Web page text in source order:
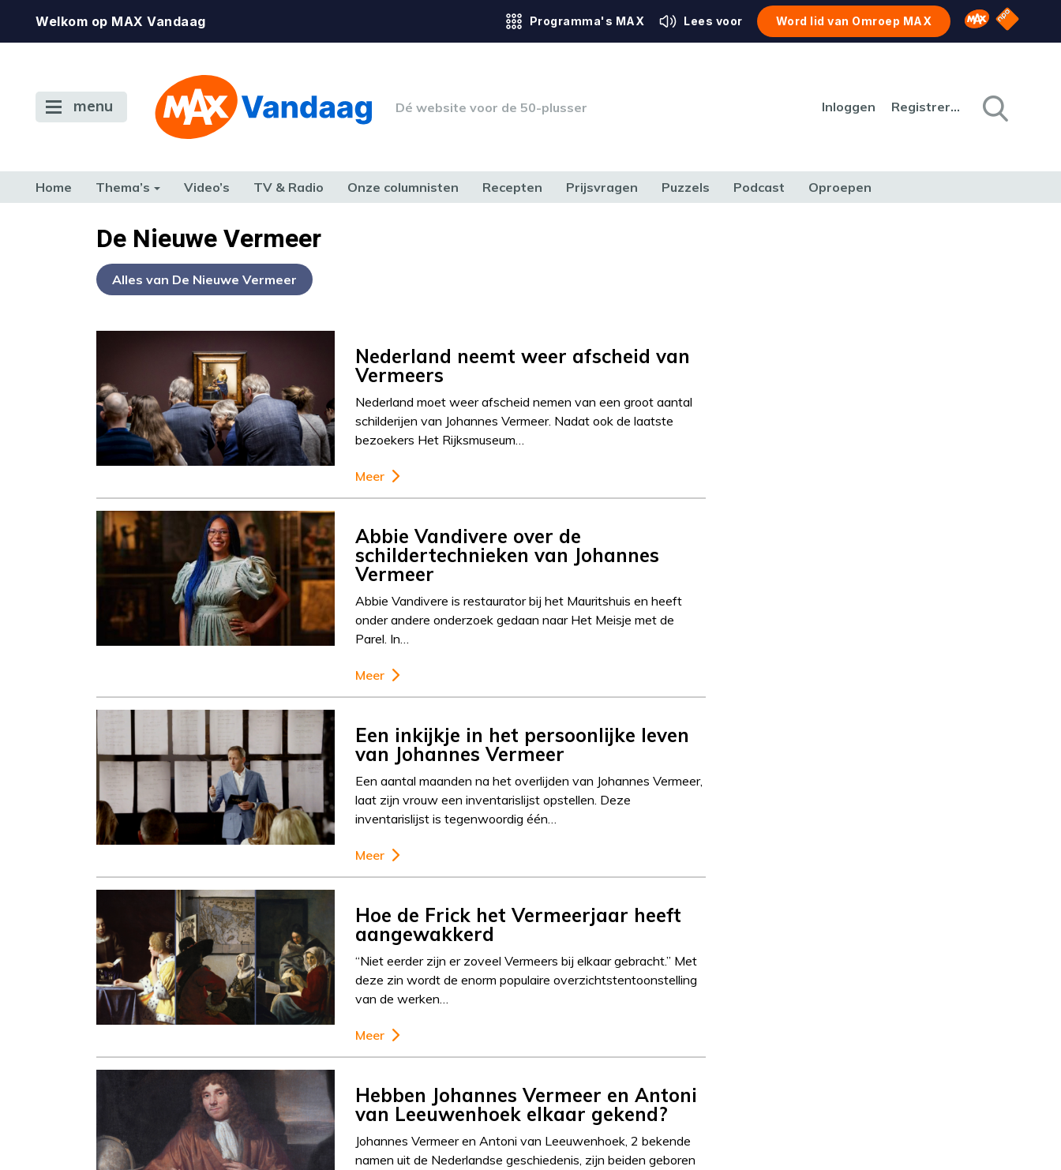
Welkom op MAX Vandaag Programma's MAX Lees voor Word lid van Omroep MAX Omroep MAX
NPO
menu Dé website voor de 50-plusser Inloggen Registreren
Home Thema’s Video’s TV & Radio Onze columnisten Recepten Prijsvragen Puzzels Podcast Oproepen
TERUG NAAR TOENDe Nieuwe Vermeer
Alles van De Nieuwe Vermeer
Nederland neemt weer afscheid van
Vermeers
Nederland moet weer afscheid nemen van een groot aantal
schilderijen van Johannes Vermeer. Nadat ook de laatste
bezoekers Het Rijksmuseum…
Meer
Abbie Vandivere over de
schildertechnieken van Johannes
Vermeer
Abbie Vandivere is restaurator bij het Mauritshuis en heeft
onder andere onderzoek gedaan naar Het Meisje met de
Parel. In…
Meer
Een inkijkje in het persoonlijke leven
van Johannes Vermeer
Een aantal maanden na het overlijden van Johannes Vermeer,
laat zijn vrouw een inventarislijst opstellen. Deze
inventarislijst is tegenwoordig één…
Meer
Hoe de Frick het Vermeerjaar heeft
aangewakkerd
“Niet eerder zijn er zoveel Vermeers bij elkaar gebracht.” Met
deze zin wordt de enorm populaire overzichtstentoonstelling
van de werken…
Meer
Hebben Johannes Vermeer en Antoni
van Leeuwenhoek elkaar gekend?
Johannes Vermeer en Antoni van Leeuwenhoek, 2 bekende
namen uit de Nederlandse geschiedenis, zijn beiden geboren